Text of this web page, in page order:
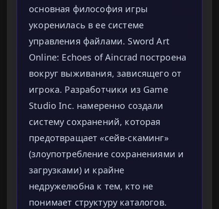
основная философия игры
укоренилась в ее системе
управления файлами. Sword Art
Online: Echoes of Aincrad построена
вокруг выживания, зависящего от
игрока. Разработчики из Game
Studio Inc. намеренно создали
систему сохранений, которая
предотвращает «сейв-скаминг»
(злоупотребление сохранениями и
загрузками) и крайне
недружелюбна к тем, кто не
понимает структуру каталогов.